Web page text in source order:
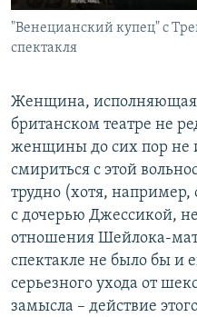
"Венецианский купец" с
спектакля
Женщина,
британском театре не
женщины до сих пор не
смириться с этой
трудно (хотя,
с дочерью Джессикой,
отношения Шейлока-
спектакле не было бы и
серьезного ухода от
замысла – действие